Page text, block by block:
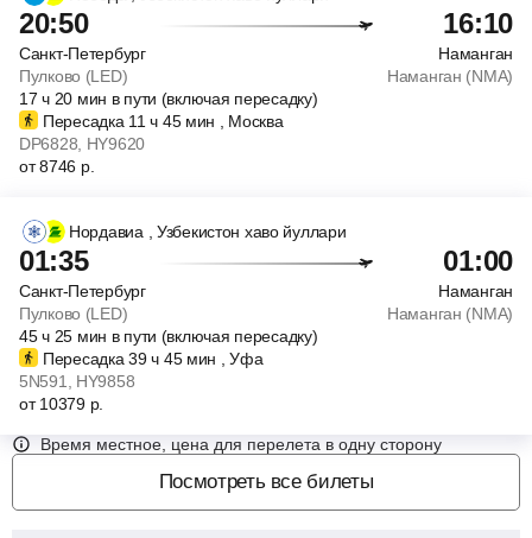
20:50 16:10
Санкт-Петербург
Наманган
Пулково (LED)
Наманган (NMA)
17ч20 мин в пути (включая пересадку)
Пересадка 11ч 45 мин , Москва
DP6828 , HY9620
от8746 р.
Нордавиа , Узбекистон хаво йуллари
01:35 01:00
Санкт-Петербург
Наманган
Пулково (LED)
Наманган (NMA)
45ч25 мин в пути (включая пересадку)
Пересадка 39ч 45 мин , Уфа
5N591
, HY9858
от10379 р.
Время местное, цена для перелета в одну сторону
Посмотреть все билеты